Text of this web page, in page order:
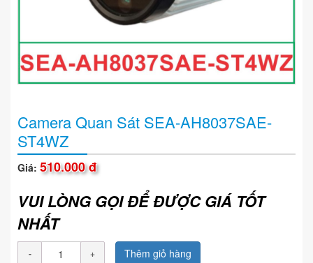
Camera Quan Sát SEA-AH8037SAE-
ST4WZ
Giá: 510.000 đ
VUI LÒNG GỌI ĐỂ ĐƯỢC GIÁ TỐT
NHẤT
Thêm giỏ hàng